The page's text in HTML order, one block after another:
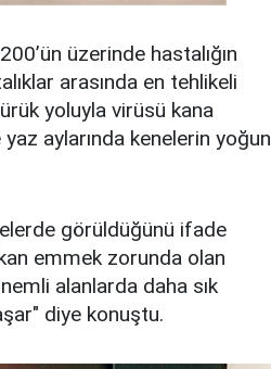
üzerinde hastalığın
arasında en tehlikeli
yoluyla virüsü kana
aylarında kenelerin yoğun
görüldüğünü ifade
emmek zorunda olan
alanlarda daha sık
diye konuştu.